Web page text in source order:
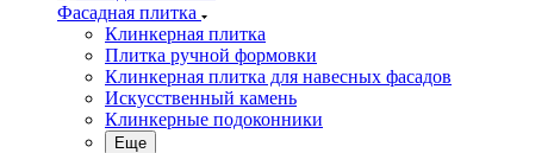
Фасадная плитка
Клинкерная плитка
Плитка ручной формовки
Клинкерная плитка для навесных фасадов
Искусственный камень
Клинкерные подоконники
Еще